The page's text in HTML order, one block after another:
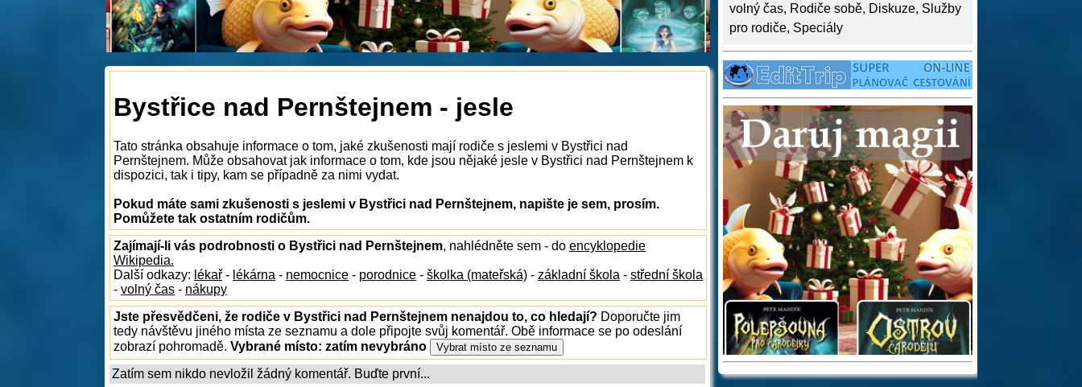
volný čas, Rodiče sobě, Diskuze, Služby
pro rodiče, Speciály
Bystřice nad Pernštejnem - jesle
Tato stránka obsahuje informace o tom, jaké zkušenosti mají rodiče s jeslemi v Bystřici nad
Pernštejnem. Může obsahovat jak informace o tom, kde jsou nějaké jesle v Bystřici nad Pernštejnem k
dispozici, tak i tipy, kam se případně za nimi vydat.
Pokud máte sami zkušenosti s jeslemi v Bystřici nad Pernštejnem, napište je sem, prosím.
Pomůžete tak ostatním rodičům.
Zajímají-li vás podrobnosti o Bystřici nad Pernštejnem, nahlédněte sem - do encyklopedie
Wikipedia.
Další odkazy: lékař - lékárna - nemocnice - porodnice - školka (mateřská) - základní škola - střední škola
- volný čas - nákupy
Jste přesvědčeni, že rodiče v Bystřici nad Pernštejnem nenajdou to, co hledají? Doporučte jim
tedy návštěvu jiného místa ze seznamu a dole připojte svůj komentář. Obě informace se po odeslání
zobrazí pohromadě. Vybrané místo: zatím nevybráno
Zatím sem nikdo nevložil žádný komentář. Buďte první...